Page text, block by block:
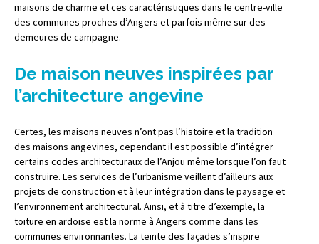
maisons de charme et ces caractéristiques dans le centre-ville
des communes proches d’Angers et parfois même sur des
demeures de campagne.
De maison neuves inspirées par
l’architecture angevine
Certes, les maisons neuves n’ont pas l’histoire et la tradition
des maisons angevines, cependant il est possible d’intégrer
certains codes architecturaux de l’Anjou même lorsque l’on faut
construire. Les services de l’urbanisme veillent d’ailleurs aux
projets de construction et à leur intégration dans le paysage et
l’environnement architectural. Ainsi, et à titre d’exemple, la
toiture en ardoise est la norme à Angers comme dans les
communes environnantes. La teinte des façades s’inspire